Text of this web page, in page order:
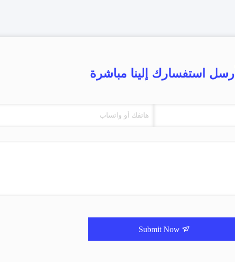
أرسل استفسارك إلينا مباشرة
Submit Now